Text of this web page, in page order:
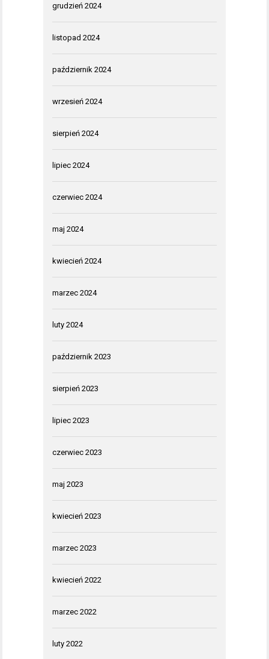
grudzień 2024
listopad 2024
październik 2024
wrzesień 2024
sierpień 2024
lipiec 2024
czerwiec 2024
maj 2024
kwiecień 2024
marzec 2024
luty 2024
październik 2023
sierpień 2023
lipiec 2023
czerwiec 2023
maj 2023
kwiecień 2023
marzec 2023
kwiecień 2022
marzec 2022
luty 2022